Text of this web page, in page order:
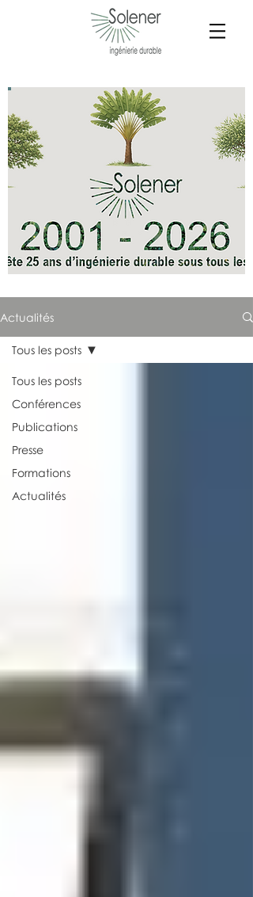
Actualités
Tous les posts
Conférences
Publications
Presse
Formations
Actualités
Tous les posts